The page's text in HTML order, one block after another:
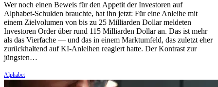
Wer noch einen Beweis für den Appetit der Investoren auf
Alphabet-Schulden brauchte, hat ihn jetzt: Für eine Anleihe mit
einem Zielvolumen von bis zu 25 Milliarden Dollar meldeten
Investoren Order über rund 115 Milliarden Dollar an. Das ist mehr
als das Vierfache — und das in einem Marktumfeld, das zuletzt eher
zurückhaltend auf KI-Anleihen reagiert hatte. Der Kontrast zur
jüngsten…
Alphabet